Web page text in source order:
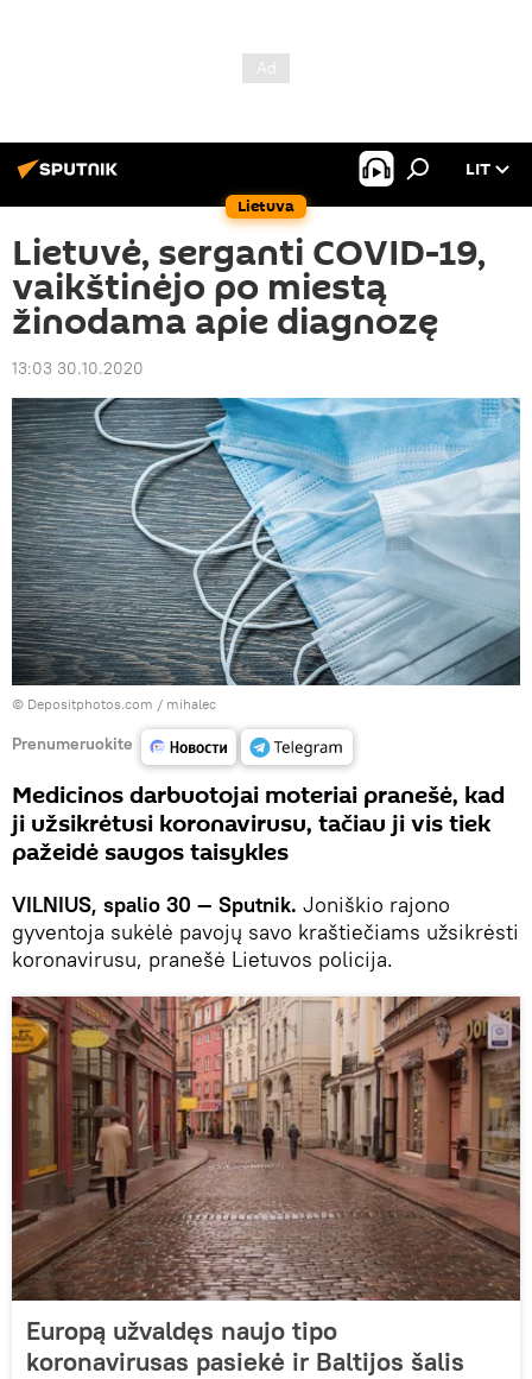
Lietuva
LIT
Lietuvė, serganti COVID-19,
vaikštinėjo po miestą
žinodama apie diagnozę
13:03 30.10.2020
© Depositphotos.com / mihalec
Prenumeruokite
Medicinos darbuotojai moteriai pranešė, kad
ji užsikrėtusi koronavirusu, tačiau ji vis tiek
pažeidė saugos taisykles
VILNIUS, spalio 30 — Sputnik. Joniškio rajono
gyventoja sukėlė pavojų savo kraštiečiams užsikrėsti
koronavirusu, pranešė Lietuvos policija.
Europą užvaldęs naujo tipo
koronavirusas pasiekė ir Baltijos šalis